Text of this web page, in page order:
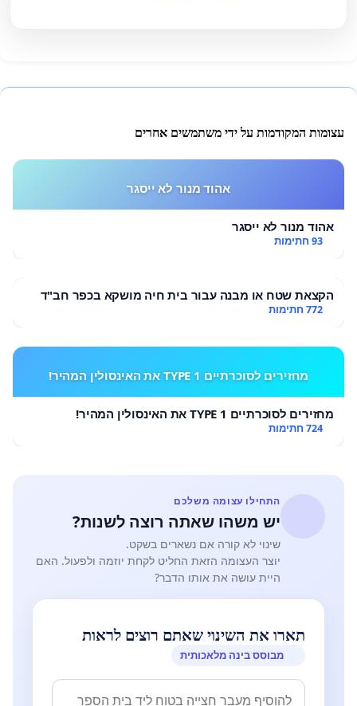
עצומות המקודמות על ידי משתמשים אחרים
אהוד מנור לא ייסגר
אהוד מנור לא ייסגר
93 חתימות
הקצאת שטח או מבנה עבור בית חיה מושקא בכפר חב"ד
772 חתימות
מחזירים לסוכרתיים TYPE 1 את האינסולין המהיר!
מחזירים לסוכרתיים TYPE 1 את האינסולין המהיר!
724 חתימות
התחילו עצומה משלכם
יש משהו שאתה רוצה לשנות?
שינוי לא קורה אם נשארים בשקט.
יוצר העצומה הזאת החליט לקחת יוזמה ולפעול. האם
היית עושה את אותו הדבר?
תארו את השינוי שאתם רוצים לראות
מבוסס בינה מלאכותית